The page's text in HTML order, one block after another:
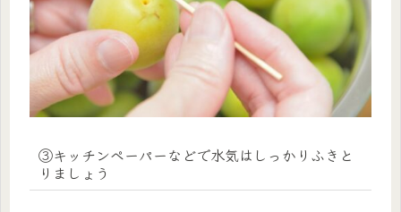
③キッチンペーパーなどで水気はしっかりふきと
りましょう